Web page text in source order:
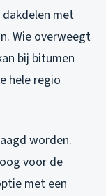
met
Wie overweegt
bij bitumen
hele regio
worden.
voor de
met een